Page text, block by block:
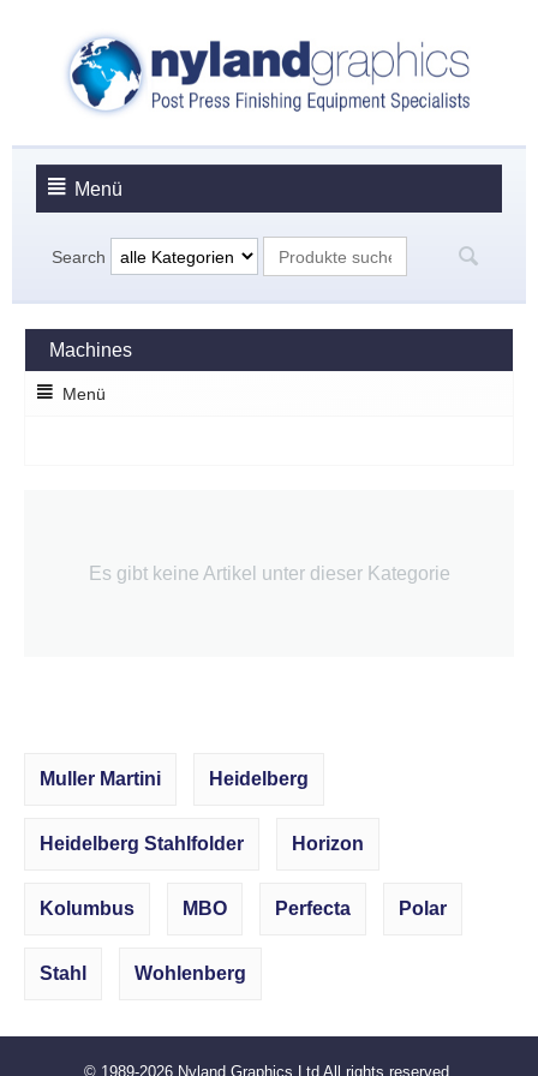
Menü
Search
Machines
Menü
Es gibt keine Artikel unter dieser Kategorie
Muller Martini Heidelberg
Heidelberg Stahlfolder Horizon
Kolumbus MBO Perfecta Polar
Stahl Wohlenberg
© 1989-2026 Nyland Graphics Ltd All rights reserved.